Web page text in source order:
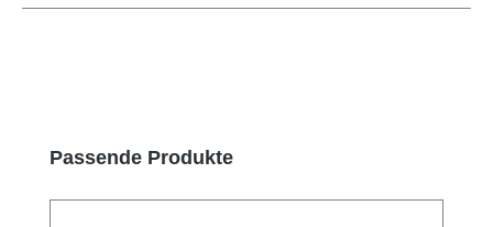
Produktgalerie überspringen
Passende Produkte